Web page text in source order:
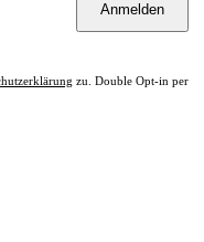
Anmelden
zu. Double Opt-in per